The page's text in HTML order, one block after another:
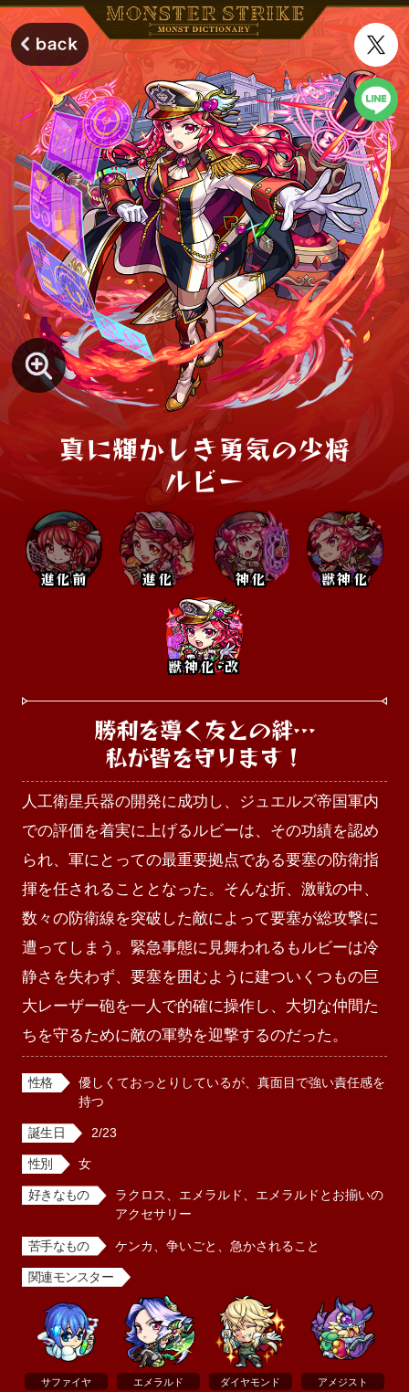
真に輝かしき勇気の少将
ルビー
進化前 進化 神化 獣神化
獣神化･改
勝利を導く友との絆…
私が皆を守ります！
人工衛星兵器の開発に成功し、ジュエルズ帝国軍内
での評価を着実に上げるルビーは、その功績を認め
られ、軍にとっての最重要拠点である要塞の防衛指
揮を任されることとなった。そんな折、激戦の中、
数々の防衛線を突破した敵によって要塞が総攻撃に
遭ってしまう。緊急事態に見舞われるもルビーは冷
静さを失わず、要塞を囲むように建ついくつもの巨
大レーザー砲を一人で的確に操作し、大切な仲間た
ちを守るために敵の軍勢を迎撃するのだった。
性格
優しくておっとりしているが、真面目で強い責任感を
持つ
誕生日 2/23
性別 女
好きなもの
ラクロス、エメラルド、エメラルドとお揃いの
アクセサリー
苦手なもの ケンカ、争いごと、急かされること
関連モンスター
サファイヤ エメラルド ダイヤモンド アメジスト